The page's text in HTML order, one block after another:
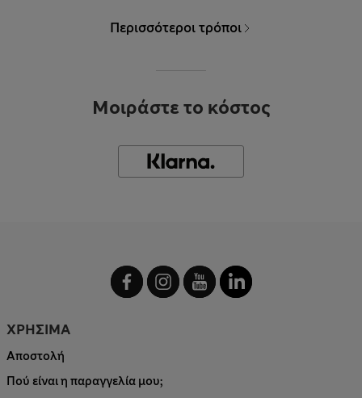
Περισσότεροι τρόποι
Μοιράστε το κόστος
ΧΡΗΣΙΜΑ
Αποστολή
Πού είναι η παραγγελία μου;